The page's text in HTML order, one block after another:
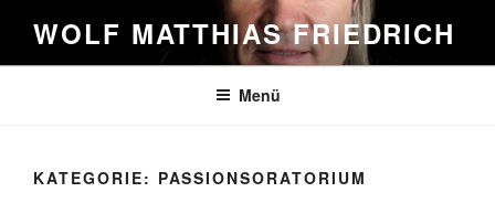
Inhalt
springen
WOLF MATTHIAS FRIEDRICH
Menü
KATEGORIE: PASSIONSORATORIUM